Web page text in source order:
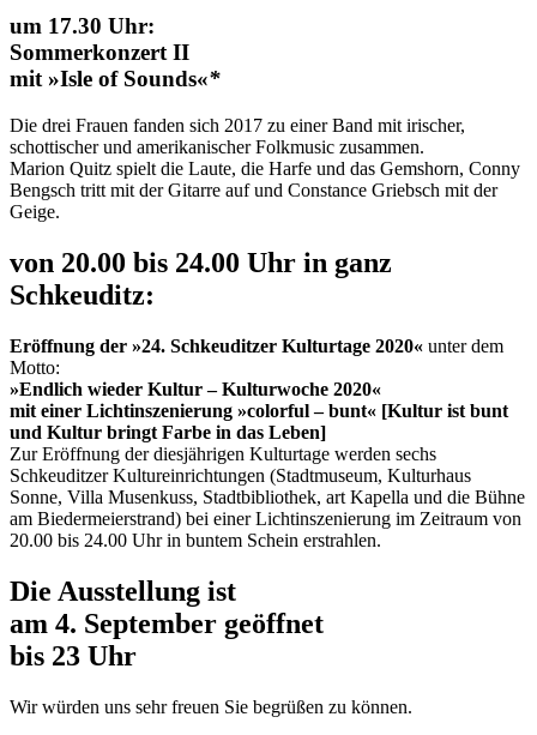
um 17.30 Uhr:
Sommerkonzert II
mit »Isle of Sounds«*
Die drei Frauen fanden sich 2017 zu einer Band mit irischer,
schottischer und amerikanischer Folkmusic zusammen.
Marion Quitz spielt die Laute, die Harfe und das Gemshorn, Conny
Bengsch tritt mit der Gitarre auf und Constance Griebsch mit der
Geige.
von 20.00 bis 24.00 Uhr in ganz
Schkeuditz:
Eröffnung der »24. Schkeuditzer Kulturtage 2020« unter dem
Motto:
»Endlich wieder Kultur – Kulturwoche 2020«
mit einer Lichtinszenierung »colorful – bunt« [Kultur ist bunt
und Kultur bringt Farbe in das Leben]
Zur Eröffnung der diesjährigen Kulturtage werden sechs
Schkeuditzer Kultureinrichtungen (Stadtmuseum, Kulturhaus
Sonne, Villa Musenkuss, Stadtbibliothek, art Kapella und die Bühne
am Biedermeierstrand) bei einer Lichtinszenierung im Zeitraum von
20.00 bis 24.00 Uhr in buntem Schein erstrahlen.
Die Ausstellung ist
am 4. September geöffnet
bis 23 Uhr
Wir würden uns sehr freuen Sie begrüßen zu können.